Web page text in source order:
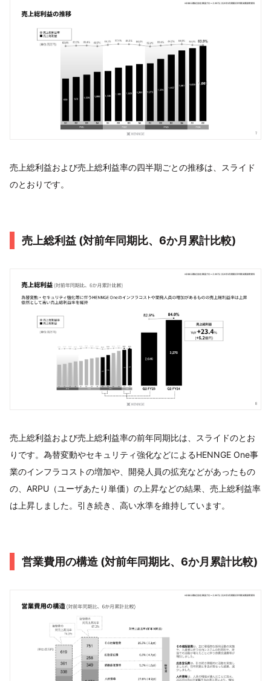
売上総利益および売上総利益率の四半期ごとの推移は、スライド
のとおりです。
売上総利益 (対前年同期⽐、6か⽉累計⽐較)
売上総利益および売上総利益率の前年同期比は、スライドのとお
りです。為替変動やセキュリティ強化などによるHENNGE One事
業のインフラコストの増加や、開発人員の拡充などがあったもの
の、ARPU（ユーザあたり単価）の上昇などの結果、売上総利益率
は上昇しました。引き続き、高い水準を維持しています。
営業費⽤の構造 (対前年同期⽐、6か⽉累計⽐較)